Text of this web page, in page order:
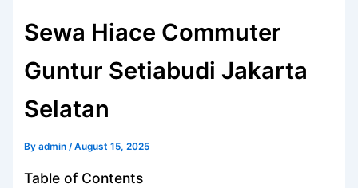
Sewa Hiace Commuter
Guntur Setiabudi Jakarta
Selatan
Byadmin/August 15, 2025
Table of Contents